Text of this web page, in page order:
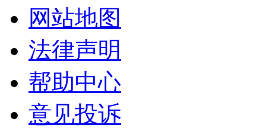
网站地图
法律声明
帮助中心
意见投诉